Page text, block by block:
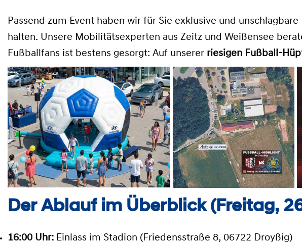
Passend zum Event haben wir für Sie exklusive und unschlagbare
halten. Unsere Mobilitätsexperten aus Zeitz und Weißensee
Fußballfans ist bestens gesorgt: Auf unserer riesigen Fußball-
Der Ablauf im Überblick (Freitag,
16:00 Uhr: Einlass im Stadion (Friedensstraße 8, 06722 Droyßig)